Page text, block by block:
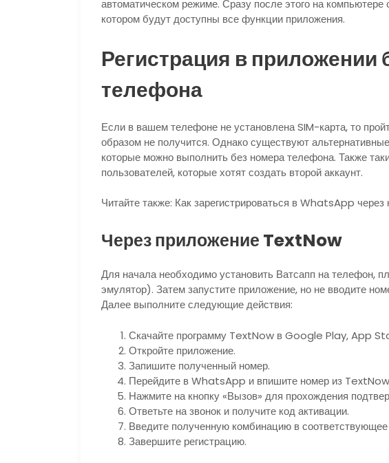
автоматическом режиме. Сразу после этого на компьютере
котором будут доступны все функции приложения.
Регистрация в приложении
телефона
Если в вашем телефоне не установлена SIM-карта, то
образом не получится. Однако существуют
которые можно выполнить без номера телефона. Также
пользователей, которые хотят создать второй аккаунт.
Читайте также: Как зарегистрироваться в WhatsApp
Через приложение TextNow
Для начала необходимо установить Ватсапп на телефон,
эмулятор). Затем запустите приложение, но не вводите
Далее выполните следующие действия:
Скачайте программу TextNow в Google Play, App
Откройте приложение.
Запишите полученный номер.
Перейдите в WhatsApp и впишите номер из
Нажмите на кнопку «Вызов» для прохождения
Ответьте на звонок и получите код активации.
Введите полученную комбинацию в соответствующее
Завершите регистрацию.